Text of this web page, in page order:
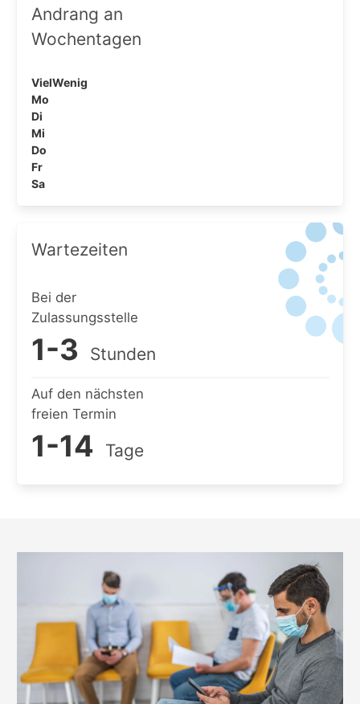
Andrang an
Wochentagen
VielWenig
Mo
Di
Mi
Do
Fr
Sa
Wartezeiten
Bei der
Zulassungsstelle
1-3 Stunden
Auf den nächsten
freien Termin
1-14 Tage